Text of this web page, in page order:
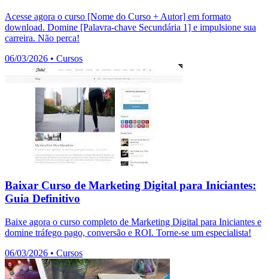
Acesse agora o curso [Nome do Curso + Autor] em formato
download. Domine [Palavra-chave Secundária 1] e impulsione sua
carreira. Não perca!
06/03/2026 • Cursos
Baixar Curso de Marketing Digital para Iniciantes:
Guia Definitivo
Baixe agora o curso completo de Marketing Digital para Iniciantes e
domine tráfego pago, conversão e ROI. Torne-se um especialista!
06/03/2026 • Cursos